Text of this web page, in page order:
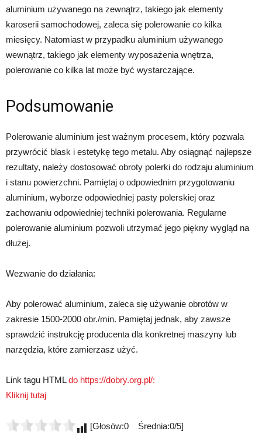
aluminium używanego na zewnątrz, takiego jak elementy
karoserii samochodowej, zaleca się polerowanie co kilka
miesięcy. Natomiast w przypadku aluminium używanego
wewnątrz, takiego jak elementy wyposażenia wnętrza,
polerowanie co kilka lat może być wystarczające.
Podsumowanie
Polerowanie aluminium jest ważnym procesem, który pozwala
przywrócić blask i estetykę tego metalu. Aby osiągnąć najlepsze
rezultaty, należy dostosować obroty polerki do rodzaju aluminium
i stanu powierzchni. Pamiętaj o odpowiednim przygotowaniu
aluminium, wyborze odpowiedniej pasty polerskiej oraz
zachowaniu odpowiedniej techniki polerowania. Regularne
polerowanie aluminium pozwoli utrzymać jego piękny wygląd na
dłużej.
Wezwanie do działania:
Aby polerować aluminium, zaleca się używanie obrotów w
zakresie 1500-2000 obr./min. Pamiętaj jednak, aby zawsze
sprawdzić instrukcję producenta dla konkretnej maszyny lub
narzędzia, które zamierzasz użyć.
Link tagu HTMLdo https://dobry.org.pl/:
Kliknij tutaj
[Głosów:0 Średnia:0/5]